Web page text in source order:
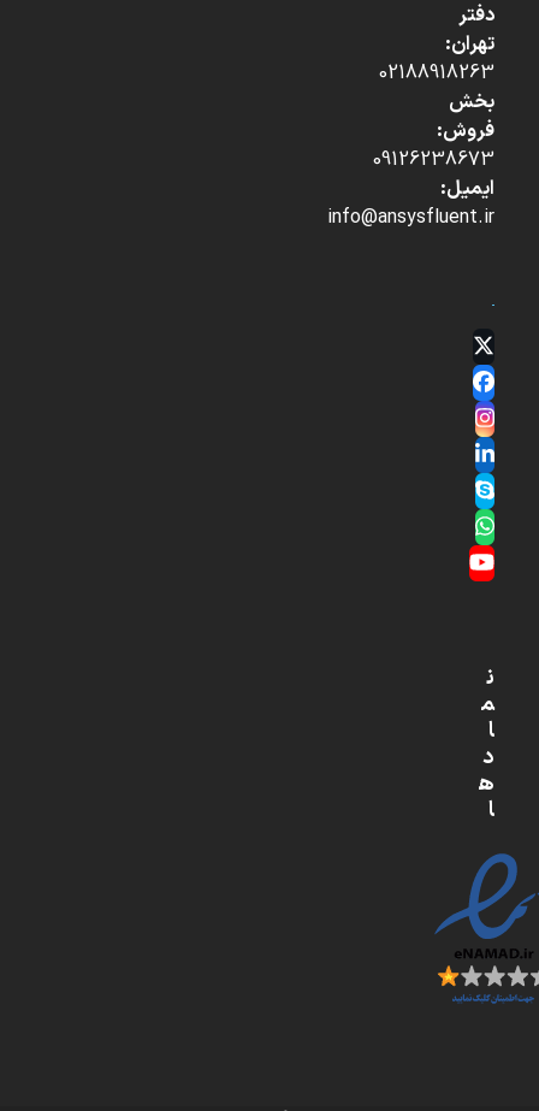
دفتر
تهران:
02188918263
بخش
فروش:
09126238673
ایمیل:
info@ansysfluent.ir
Twitter
(deprecated)
Facebook
Instagram
LinkedIn
Skype
Whatsapp
YouTube
ن
م
ا
د
ه
ا